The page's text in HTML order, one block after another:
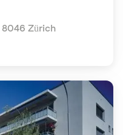
8046 Zürich